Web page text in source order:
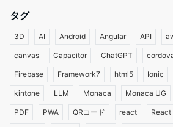
タグ
3D AI Android Angular API
canvas Capacitor ChatGPT
Firebase Framework7 html5 Ionic
kintone LLM Monaca Monaca UG
PDF PWA QRコード react